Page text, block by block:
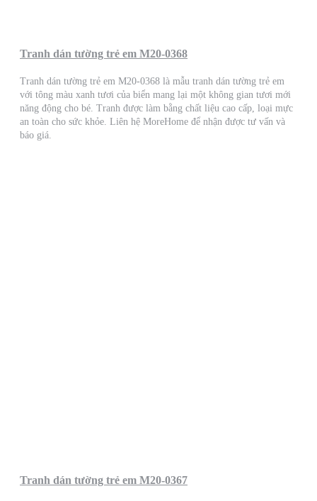
Tranh dán tường trẻ em M20-0368
Tranh dán tường trẻ em M20-0368 là mẫu tranh dán tường trẻ em
với tông màu xanh tươi của biển mang lại một không gian tươi mới
năng động cho bé. Tranh được làm bằng chất liệu cao cấp, loại mực
an toàn cho sức khỏe. Liên hệ MoreHome để nhận được tư vấn và
báo giá.
Tranh dán tường trẻ em M20-0367